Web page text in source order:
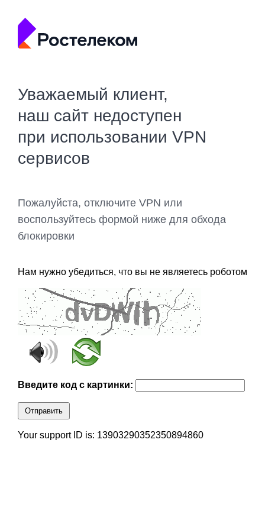
Уважаемый клиент,
наш сайт недоступен
при использовании VPN
сервисов
Пожалуйста, отключите VPN или
воспользуйтесь формой ниже для обхода
блокировки
Нам нужно убедиться, что вы не являетесь роботом
Введите код с картинки:
Отправить
Your support ID is: 13903290352350894860